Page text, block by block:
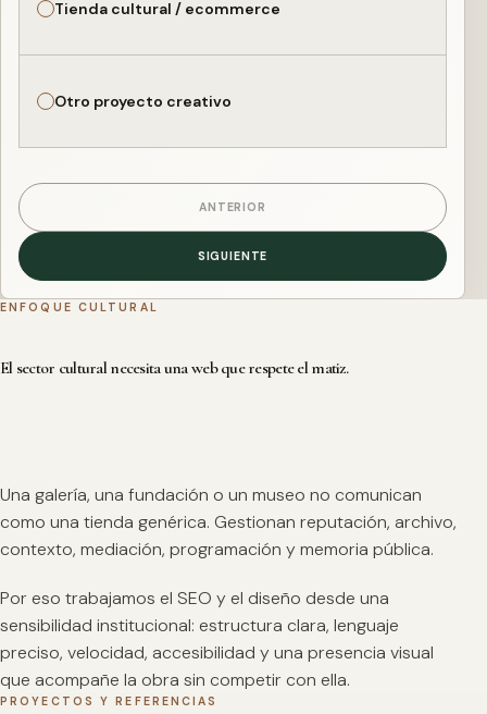
Tienda cultural / ecommerce
Otro proyecto creativo
ANTERIOR
SIGUIENTE
ENFOQUE CULTURAL
El sector cultural necesita una web que respete el matiz.
Una galería, una fundación o un museo no comunican
como una tienda genérica. Gestionan reputación, archivo,
contexto, mediación, programación y memoria pública.
Por eso trabajamos el SEO y el diseño desde una
sensibilidad institucional: estructura clara, lenguaje
preciso, velocidad, accesibilidad y una presencia visual
que acompañe la obra sin competir con ella.
PROYECTOS Y REFERENCIAS